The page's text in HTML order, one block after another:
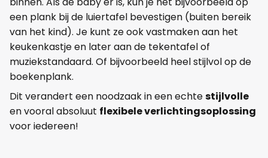
een plank bij de luiertafel bevestigen (buiten bereik
van het kind). Je kunt ze ook vastmaken aan het
keukenkastje en later aan de tekentafel of
muziekstandaard. Of bijvoorbeeld heel stijlvol op de
boekenplank.
Dit verandert een noodzaak in een echtestijlvolle
en vooral absoluut flexibele verlichtingsoplossing
voor iedereen!